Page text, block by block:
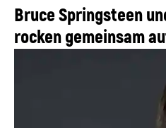
Bruce Springsteen
rocken gemeinsam